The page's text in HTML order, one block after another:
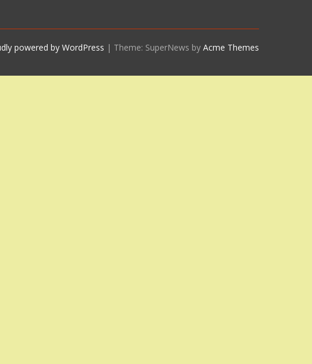
powered by WordPress | Theme: SuperNews by Acme Themes